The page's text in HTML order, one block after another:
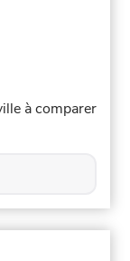
à comparer